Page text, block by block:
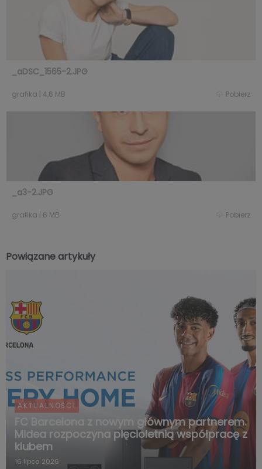
_aDSC_1565-2.JPG
grafika 4,6 MB Pobierz
_a3-2.JPG
grafika 6 MB Pobierz
Powiązane artykuły
AKTUALNOŚCI
FC Barcelona z nowym głównym partnerem.
Midea rozpoczyna pięcioletnią współpracę z
klubem
16 lipca 2026